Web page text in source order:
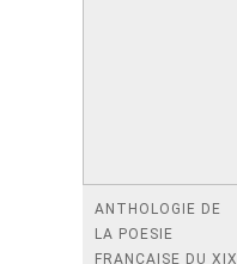
ANTHOLOGIE DE
LA POESIE
FRANCAISE DU XIX